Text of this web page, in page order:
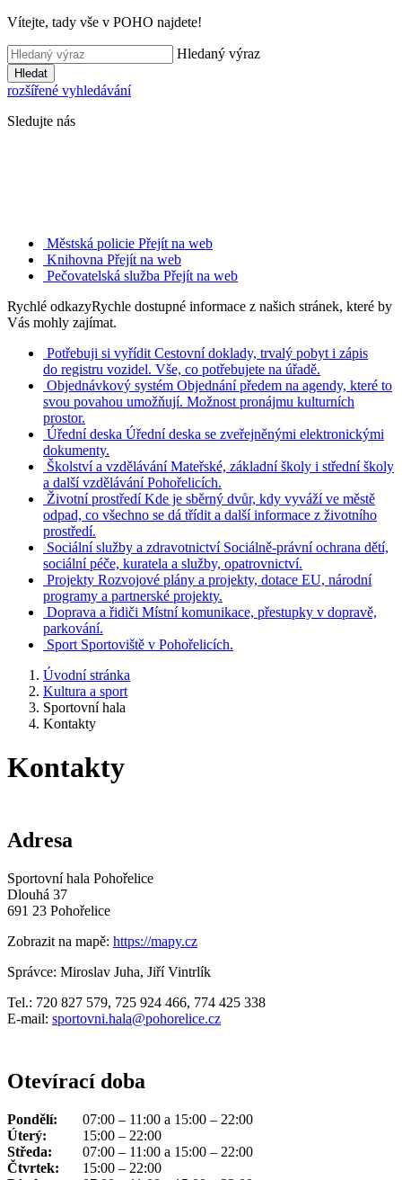
Vítejte, tady vše v POHO najdete!
Hledaný výraz
Hledat
rozšířené vyhledávání
Sledujte nás
Městská policie Přejít na web
Knihovna Přejít na web
Pečovatelská služba Přejít na web
Rychlé odkazyRychle dostupné informace z našich stránek, které by
Vás mohly zajímat.
Potřebuji si vyřídit Cestovní doklady, trvalý pobyt i zápis
do registru vozidel. Vše, co potřebujete na úřadě.
Objednávkový systém Objednání předem na agendy, které to
svou povahou umožňují. Možnost pronájmu kulturních
prostor.
Úřední deska Úřední deska se zveřejněnými elektronickými
dokumenty.
Školství a vzdělávání Mateřské, základní školy i střední školy
a další vzdělávání Pohořelicích.
Životní prostředí Kde je sběrný dvůr, kdy vyváží ve městě
odpad, co všechno se dá třídit a další informace z životního
prostředí.
Sociální služby a zdravotnictví Sociálně-právní ochrana dětí,
sociální péče, kuratela a služby, opatrovnictví.
Projekty Rozvojové plány a projekty, dotace EU, národní
programy a partnerské projekty.
Doprava a řidiči Místní komunikace, přestupky v dopravě,
parkování.
Sport Sportoviště v Pohořelicích.
Úvodní stránka
Kultura a sport
Sportovní hala
Kontakty
Kontakty
Adresa
Sportovní hala Pohořelice
Dlouhá 37
691 23 Pohořelice
Zobrazit na mapě: https://mapy.cz
Správce: Miroslav Juha, Jiří Vintrlík
Tel.: 720 827 579, 725 924 466, 774 425 338
E-mail: sportovni.hala@pohorelice.cz
Otevírací doba
Pondělí:
07:00 – 11:00 a 15:00 – 22:00
Úterý:
15:00 – 22:00
Středa:
07:00 – 11:00 a 15:00 – 22:00
Čtvrtek:
15:00 – 22:00